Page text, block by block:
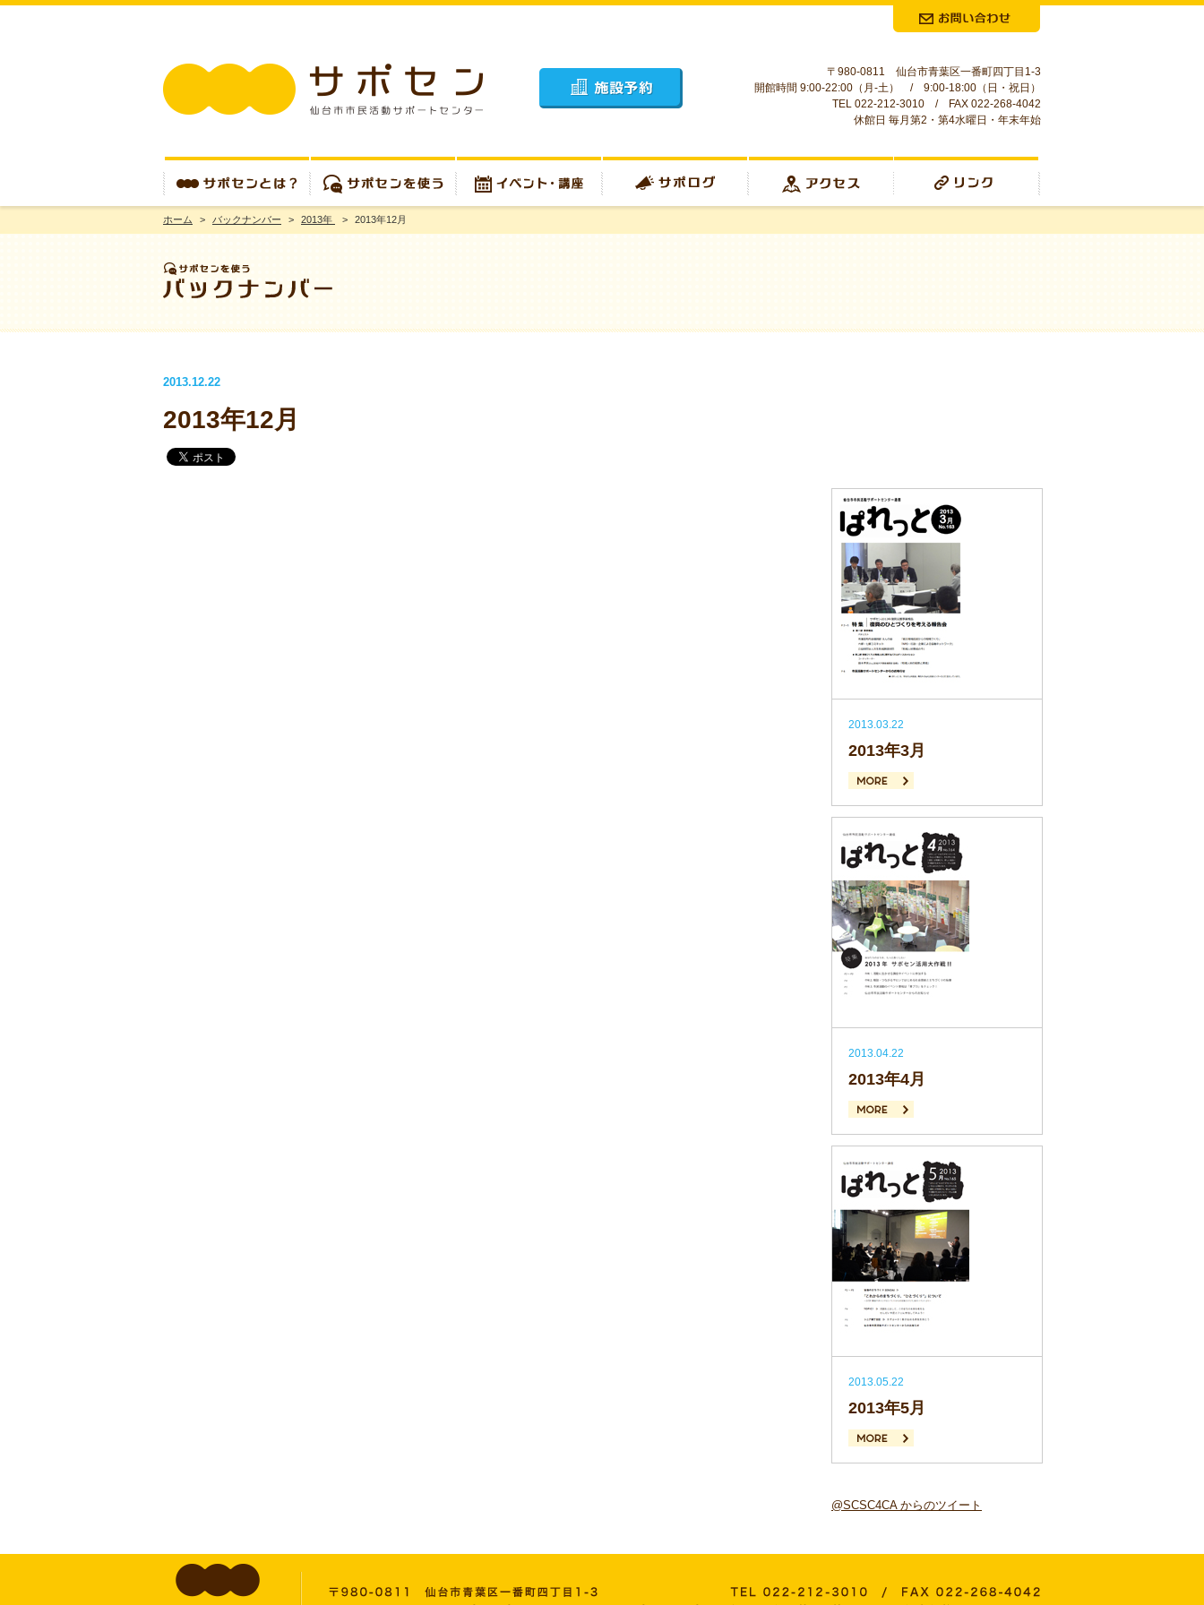
〒980-0811 仙台市青葉区一番町四丁目1-3
開館時間 9:00-22:00（月-土） / 9:00-18:00（日・祝日）
TEL 022-212-3010 / FAX 022-268-4042
休館日 毎月第2・第4水曜日・年末年始
サポセンとは？ サポセンを使う イベント・講座 サポログ アクセス リンク
ホーム > バックナンバー > 2013年 > 2013年12月
2013.12.22
2013年12月
2013.03.22
2013年3月
続きを読む
2013.04.22
2013年4月
続きを読む
2013.05.22
2013年5月
続きを読む
@SCSC4CA からのツイート